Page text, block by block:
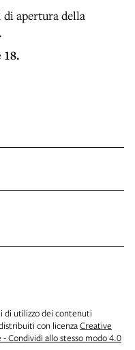
apertura della
di utilizzo dei contenuti
con licenzaCreative
Condividi allo stesso modo 4.0